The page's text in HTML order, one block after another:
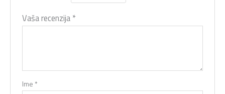
Vaša recenzija *
Ime *